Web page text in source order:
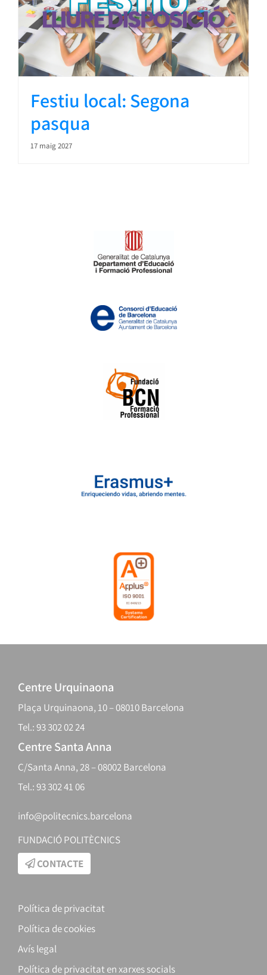
Festiu local: Segona
pasqua
17 maig 2027
Centre Urquinaona
Plaça Urquinaona, 10 – 08010 Barcelona
Tel.: 93 302 02 24
Centre Santa Anna
C/Santa Anna, 28 – 08002 Barcelona
Tel.: 93 302 41 06
info@politecnics.barcelona
FUNDACIÓ POLITÈCNICS
CONTACTE
Política de privacitat
Política de cookies
Avís legal
Política de privacitat en xarxes socials